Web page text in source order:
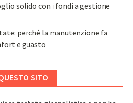
solido con i fondi a gestione
perché la manutenzione fa
e guasto
SITO